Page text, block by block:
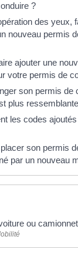
?
des yeux,
nouveau permis
ajouter une
votre permis de
son permis de
plus
les codes
son permis
par un nouveau
ou